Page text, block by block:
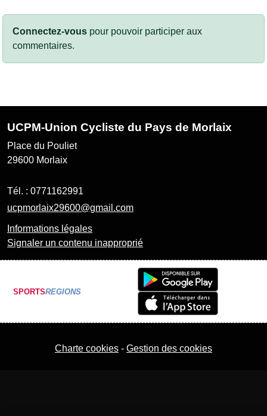
Connectez-vous pour pouvoir participer aux
commentaires.
UCPM-Union Cycliste du Pays de Morlaix
Place du Pouliet
29600 Morlaix
Tél. : 0771162991
ucpmorlaix29600@gmail.com
Informations légales
Signaler un contenu inapproprié
SPORTSREGIONS
Charte cookies Gestion des cookies